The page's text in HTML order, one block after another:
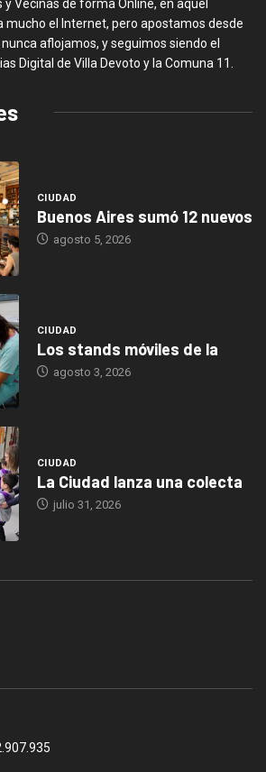
Vecinas de forma Online, en aquel
mucho el Internet, pero apostamos desde
aflojamos, y seguimos siendo el
Digital de Villa Devoto y la Comuna 11.
CIUDAD
Buenos Aires sumó 12 nuevos
agosto 5, 2026
CIUDAD
Los stands móviles de la
agosto 3, 2026
CIUDAD
La Ciudad lanza una colecta
julio 31, 2026